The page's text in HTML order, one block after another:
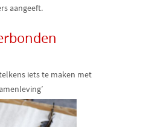
aangeeft.
iets te maken met